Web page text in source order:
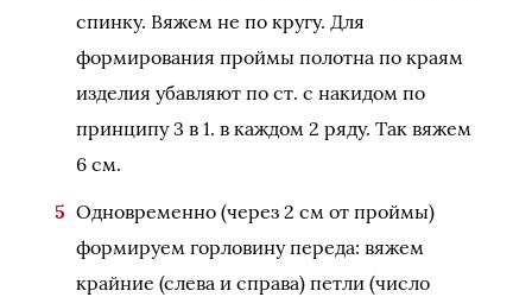
спинку. Вяжем не по кругу. Для
формирования проймы полотна по краям
изделия убавляют по ст. с накидом по
принципу 3 в 1. в каждом 2 ряду. Так вяжем
6 см.
Одновременно (через 2 см от проймы)
формируем горловину переда: вяжем
крайние (слева и справа) петли (число